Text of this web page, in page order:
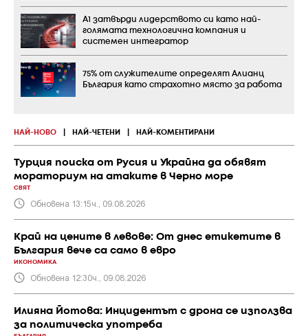
НАЙ-НОВО НАЙ-ЧЕТЕНИ НАЙ-КОМЕНТИРАНИ
Турция поиска от Русия и Украйна да обявят
мораториум на атаките в Черно море
СВЯТ
Обновена 13:15ч., 09.08.2026
Край на цените в левове: От днес етикетите в
България вече са само в евро
ИКОНОМИКА
Обновена 12:30ч., 09.08.2026
Илияна Йотова: Инцидентът с дрона се използва
за политическа употреба
А1 затвърди лидерството си като най-
голямата технологична компания и
системен интегратор
75% от служителите определят Алианц
България като страхотно място за работа